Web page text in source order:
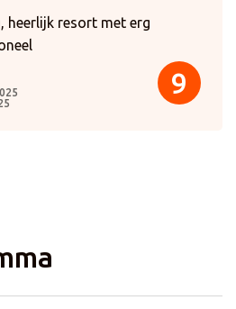
9
heerlijk resort met erg